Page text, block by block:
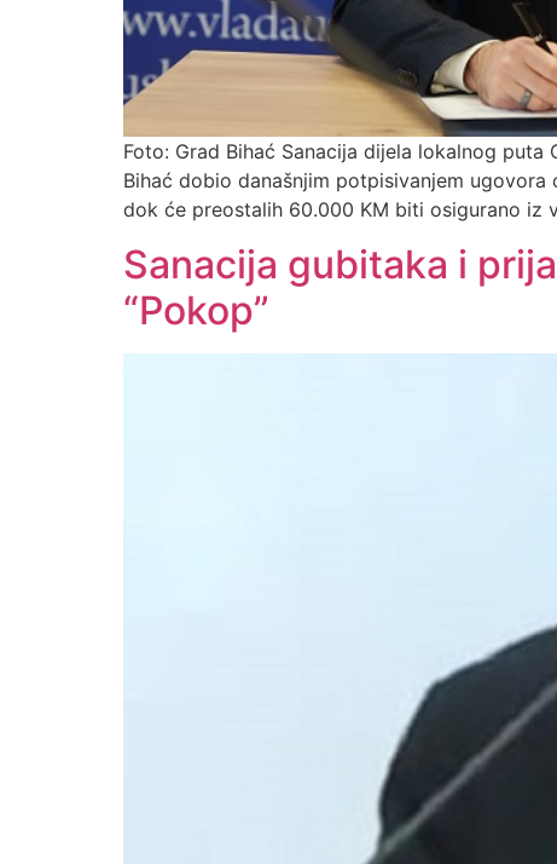
Foto: Grad Bihać Sanacija dijela lokalnog
Bihać dobio današnjim potpisivanjem
dok će preostalih 60.000 KM biti osigurano iz
Sanacija gubitaka i
“Pokop”